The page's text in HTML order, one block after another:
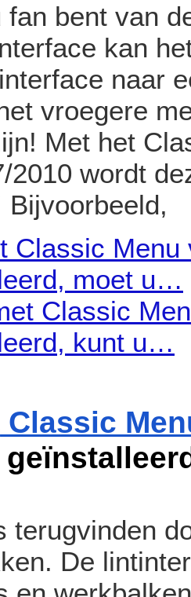
fan bent van
kan
naar
vroegere
Met het
2010 wordt
Bijvoorbeeld,
Classic
moet u…
Classic
kunt u…
Classic
terugvinden
De